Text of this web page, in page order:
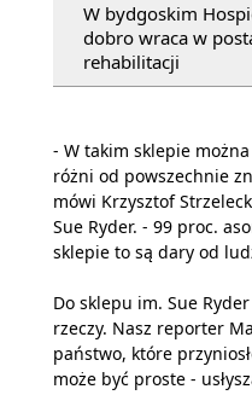
W bydgoskim
dobro wraca w
rehabilitacji
- W takim sklepie
różni od powszechnie
mówi Krzysztof
Sue Ryder. - 99 proc.
sklepie to są dary od
Do sklepu im. Sue
rzeczy. Nasz reporter
państwo, które
może być proste -